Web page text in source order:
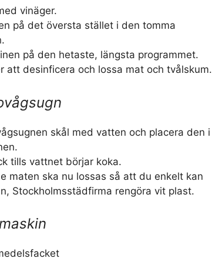
vinäger.
på det översta stället i den tomma
på den hetaste, längsta programmet.
att desinficera och lossa mat och tvålskum.
skål med vatten och placera den i
tills vattnet börjar koka.
maten ska nu lossas så att du enkelt kan
Stockholmsstädfirma rengöra vit plast.